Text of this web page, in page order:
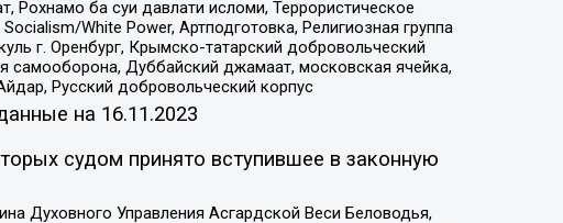
ба суи давлати исломи, Террористическое
White Power, Артподготовка, Религиозная группа
г. Оренбург, Крымско-татарский добровольческий
самооборона, Дуббайский джамаат, московская ячейка,
Русский добровольческий корпус
на 16.11.2023
судом принято вступившее в законную
Духовного Управления Асгардской Веси Беловодья,